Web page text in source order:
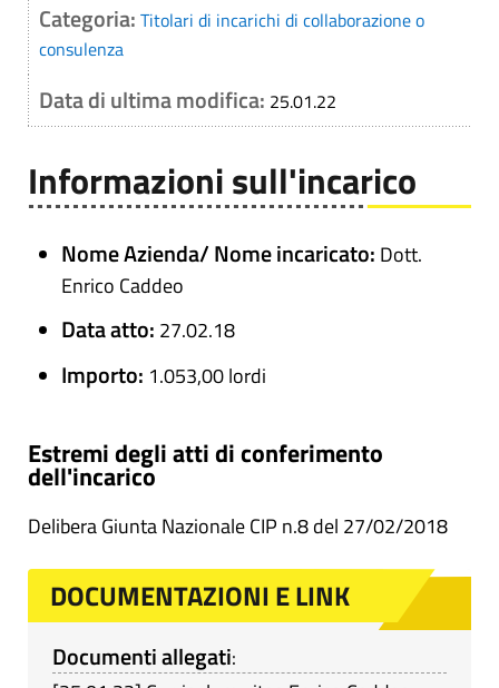
Categoria: Titolari di incarichi di collaborazione o
consulenza
Data di ultima modifica: 25.01.22
Informazioni sull'incarico
Nome Azienda/ Nome incaricato: Dott.
Enrico Caddeo
Data atto: 27.02.18
Importo: 1.053,00 lordi
Estremi degli atti di conferimento
dell'incarico
Delibera Giunta Nazionale CIP n.8 del 27/02/2018
DOCUMENTAZIONI E LINK
Documenti allegati: